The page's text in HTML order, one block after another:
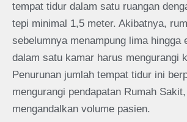
tempat tidur dalam satu ruangan
tepi minimal 1,5 meter. Akibatnya,
sebelumnya menampung lima hingga
dalam satu kamar harus mengurangi
Penurunan jumlah tempat tidur ini
mengurangi pendapatan Rumah
mengandalkan volume pasien.